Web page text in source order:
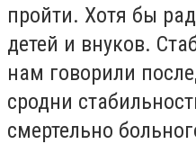
пройти. Хотя бы
детей и внуков.
нам говорили
сродни
смертельно